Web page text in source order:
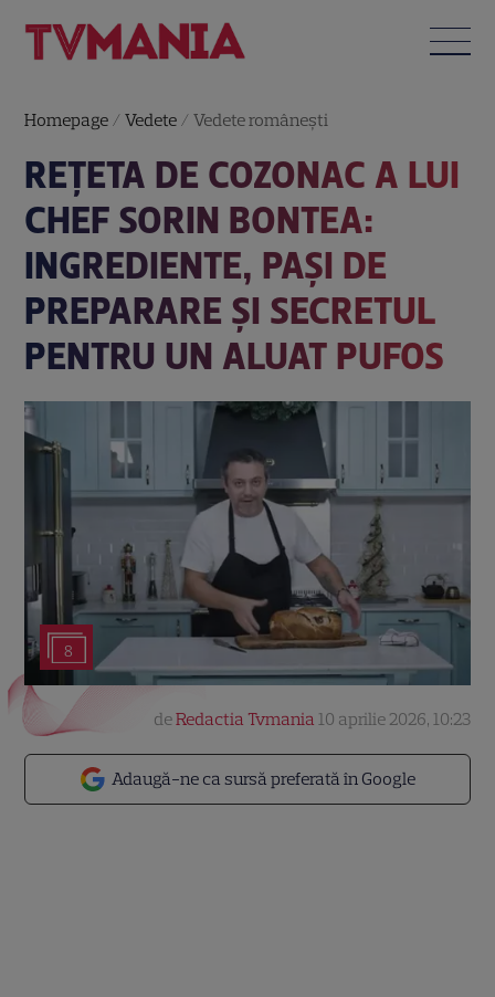
Homepage /Vedete /Vedete româneşti
REȚETA DE COZONAC A LUI
CHEF SORIN BONTEA:
INGREDIENTE, PAȘI DE
PREPARARE ȘI SECRETUL
PENTRU UN ALUAT PUFOS
8
Adaugă-ne ca sursă preferată în Google
deRedactia Tvmania 10 aprilie 2026, 10:23